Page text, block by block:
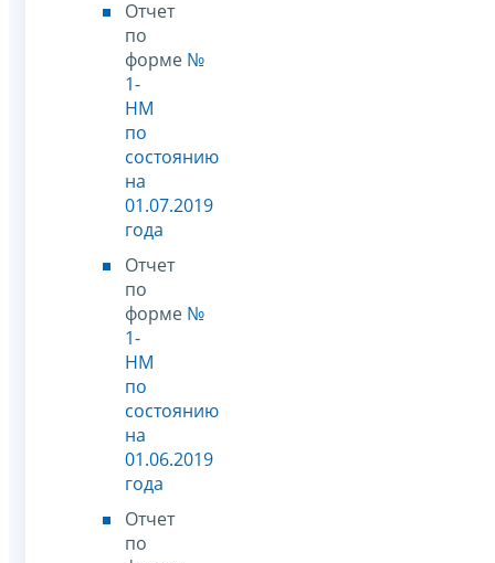
Отчет
по
форме №
1-
НМ
по
состоянию
на
01.07.2019
года
Отчет
по
форме №
1-
НМ
по
состоянию
на
01.06.2019
года
Отчет
по